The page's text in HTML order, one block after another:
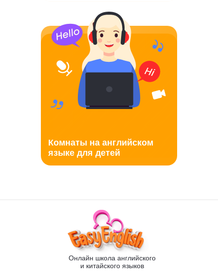
Комнаты на английском
языке для детей
Онлайн школа английского
и китайского языков